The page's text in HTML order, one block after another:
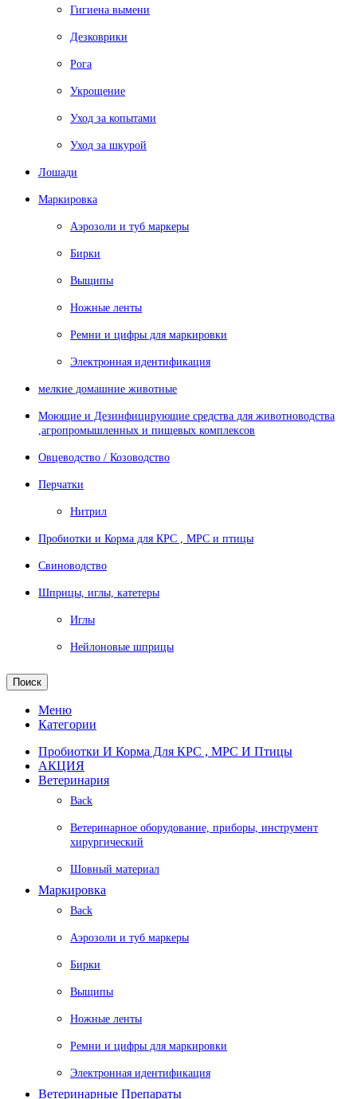
Гигиена вымени
Дезковрики
Рога
Укрощение
Уход за копытами
Уход за шкурой
Лошади
Маркировка
Аэрозоли и туб маркеры
Бирки
Выщипы
Ножные ленты
Ремни и цифры для маркировки
Электронная идентификация
мелкие домашние животные
Моющие и Дезинфицирующие средства для животноводства
,агропромышленных и пищевых комплексов
Овцеводство / Козоводство
Перчатки
Нитрил
Пробиотки и Корма для КРС , МРС и птицы
Свиноводство
Шприцы, иглы, катетеры
Иглы
Нейлоновые шприцы
Поиск
Меню
Категории
Пробиотки И Корма Для КРС , МРС И Птицы
АКЦИЯ
Ветеринария
Back
Ветеринарное оборудование, приборы, инструмент
хирургический
Шовный материал
Маркировка
Back
Аэрозоли и туб маркеры
Бирки
Выщипы
Ножные ленты
Ремни и цифры для маркировки
Электронная идентификация
Ветеринарные Препараты